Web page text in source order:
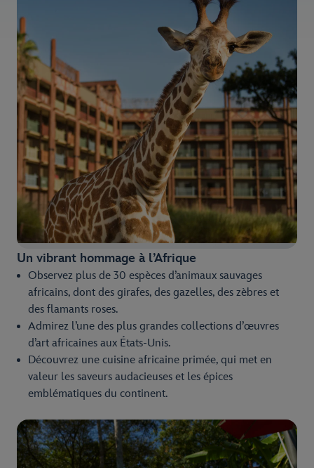
Un vibrant hommage à l’Afrique
Observez plus de 30 espèces d’animaux sauvages
africains, dont des girafes, des gazelles, des zèbres et
des flamants roses.
Admirez l’une des plus grandes collections d’œuvres
d’art africaines aux États-Unis.
Découvrez une cuisine africaine primée, qui met en
valeur les saveurs audacieuses et les épices
emblématiques du continent.